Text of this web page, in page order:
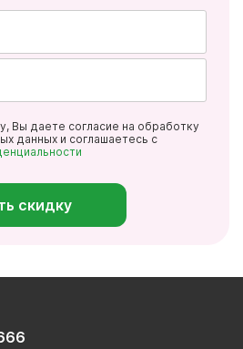
Вы даете согласие на обработку
данных и соглашаетесь с
скидку